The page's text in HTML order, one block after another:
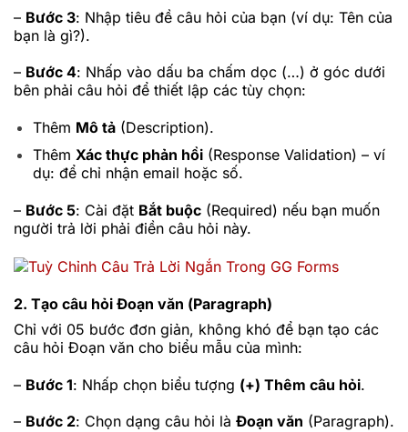
– Bước 3: Nhập tiêu đề câu hỏi của bạn (ví dụ: Tên của
bạn là gì?).
– Bước 4: Nhấp vào dấu ba chấm dọc (…) ở góc dưới
bên phải câu hỏi để thiết lập các tùy chọn:
Thêm Mô tả(Description).
Thêm Xác thực phản hồi(Response Validation) – ví
dụ: để chỉ nhận email hoặc số.
– Bước 5: Cài đặt Bắt buộc (Required) nếu bạn muốn
người trả lời phải điền câu hỏi này.
2. Tạo câu hỏi Đoạn văn (Paragraph)
Chỉ với 05 bước đơn giản, không khó để bạn tạo các
câu hỏi Đoạn văn cho biểu mẫu của mình:
– Bước 1: Nhấp chọn biểu tượng (+) Thêm câu hỏi.
– Bước 2: Chọn dạng câu hỏi là Đoạn văn (Paragraph).